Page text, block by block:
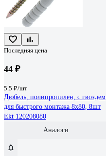
Последняя цена
44 ₽
5.5 ₽/шт
Дюбель, полипропилен, с гвоздем
для быстрого монтажа 8х80, 8шт
Ekt 120208080
Аналоги